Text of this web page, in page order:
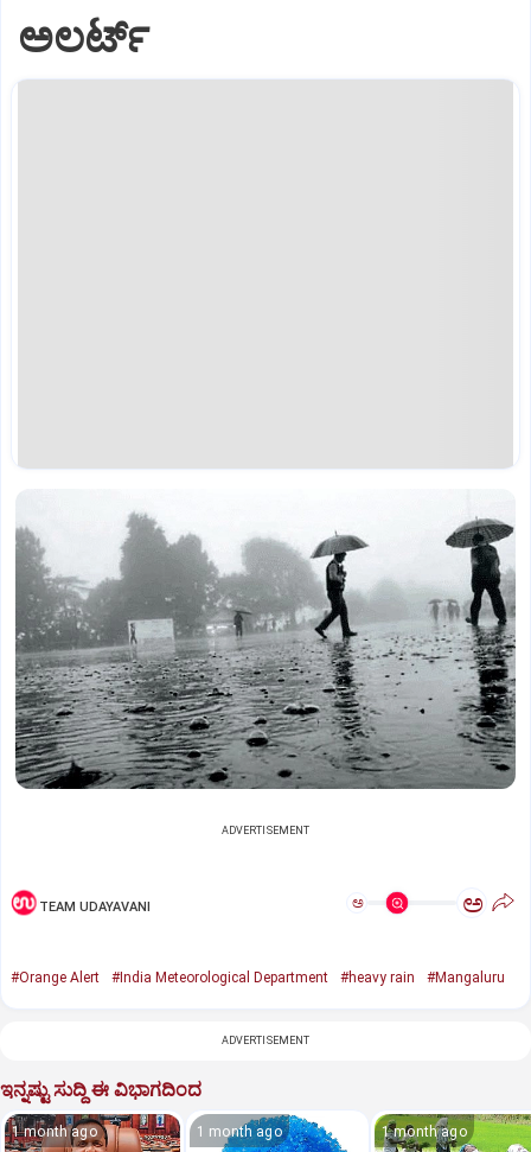
ಅಲರ್ಟ್‌
ADVERTISEMENT
TEAM UDAYAVANI ಅ ಅ
#Orange Alert #India Meteorological Department #heavy rain #Mangaluru
ADVERTISEMENT
ಇನ್ನಷ್ಟು ಸುದ್ದಿ ಈ ವಿಭಾಗದಿಂದ
1 month ago 1 month ago 1 month ago